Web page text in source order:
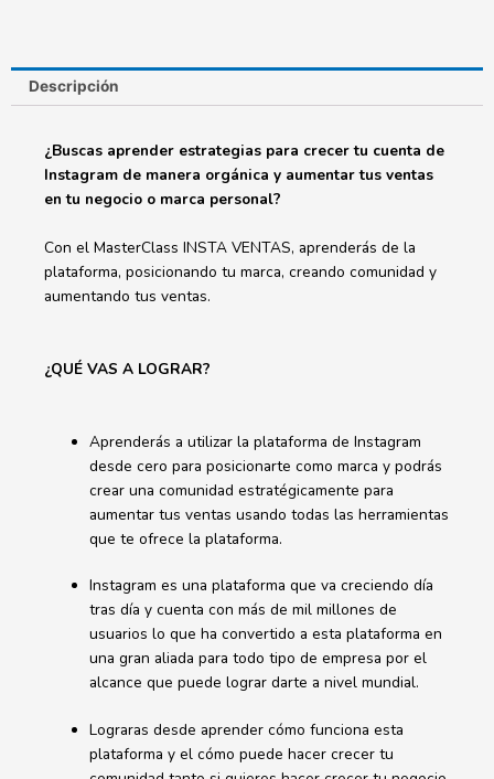
Descripción
¿Buscas aprender estrategias para crecer tu cuenta de
Instagram de manera orgánica y aumentar tus ventas
en tu negocio o marca personal?
Con el MasterClass INSTA VENTAS, aprenderás de la
plataforma, posicionando tu marca, creando comunidad y
aumentando tus ventas.
¿QUÉ VAS A LOGRAR?
Aprenderás a utilizar la plataforma de Instagram
desde cero para posicionarte como marca y podrás
crear una comunidad estratégicamente para
aumentar tus ventas usando todas las herramientas
que te ofrece la plataforma.
Instagram es una plataforma que va creciendo día
tras día y cuenta con más de mil millones de
usuarios lo que ha convertido a esta plataforma en
una gran aliada para todo tipo de empresa por el
alcance que puede lograr darte a nivel mundial.
Lograras desde aprender cómo funciona esta
plataforma y el cómo puede hacer crecer tu